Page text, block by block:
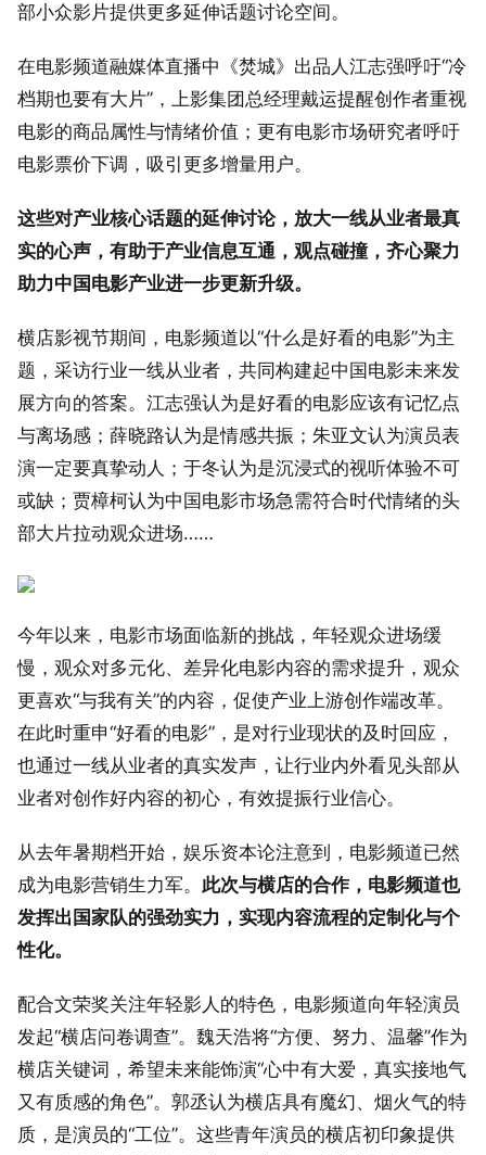
部小众影片提供更多延伸话题讨论空间。
在电影频道融媒体直播中《焚城》出品人江志强呼吁“冷
档期也要有大片”，上影集团总经理戴运提醒创作者重视
电影的商品属性与情绪价值；更有电影市场研究者呼吁
电影票价下调，吸引更多增量用户。
这些对产业核心话题的延伸讨论，放大一线从业者最真
实的心声，有助于产业信息互通，观点碰撞，齐心聚力
助力中国电影产业进一步更新升级。
横店影视节期间，电影频道以“什么是好看的电影”为主
题，采访行业一线从业者，共同构建起中国电影未来发
展方向的答案。江志强认为是好看的电影应该有记忆点
与离场感；薛晓路认为是情感共振；朱亚文认为演员表
演一定要真挚动人；于冬认为是沉浸式的视听体验不可
或缺；贾樟柯认为中国电影市场急需符合时代情绪的头
部大片拉动观众进场……
今年以来，电影市场面临新的挑战，年轻观众进场缓
慢，观众对多元化、差异化电影内容的需求提升，观众
更喜欢“与我有关”的内容，促使产业上游创作端改革。
在此时重申“好看的电影”，是对行业现状的及时回应，
也通过一线从业者的真实发声，让行业内外看见头部从
业者对创作好内容的初心，有效提振行业信心。
从去年暑期档开始，娱乐资本论注意到，电影频道已然
成为电影营销生力军。 此次与横店的合作，电影频道也
发挥出国家队的强劲实力，实现内容流程的定制化与个
性化。
配合文荣奖关注年轻影人的特色，电影频道向年轻演员
发起“横店问卷调查”。魏天浩将“方便、努力、温馨”作为
横店关键词，希望未来能饰演“心中有大爱，真实接地气
又有质感的角色”。郭丞认为横店具有魔幻、烟火气的特
质，是演员的“工位”。这些青年演员的横店初印象提供